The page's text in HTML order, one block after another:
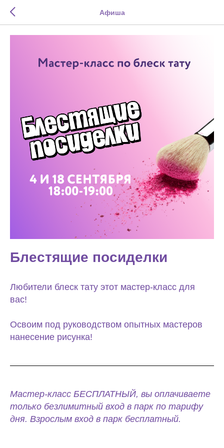
Афиша
Блестящие посиделки
Любители блеск тату этот мастер-класс для
вас!
Освоим под руководством опытных мастеров
нанесение рисунка!
Мастер-класс БЕСПЛАТНЫЙ, вы оплачиваете
только безлимитный вход в парк по тарифу
дня. Взрослым вход в парк бесплатный.